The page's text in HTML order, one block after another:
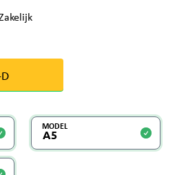
MODEL